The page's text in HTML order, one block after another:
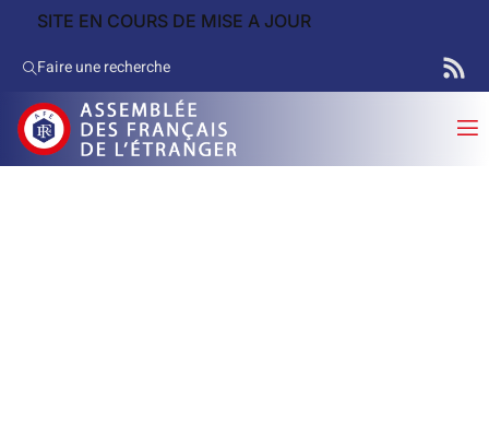
SITE EN COURS DE MISE A JOUR
Faire une recherche